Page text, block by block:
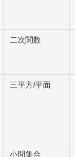
二次関数
三平方/平面
小問集合